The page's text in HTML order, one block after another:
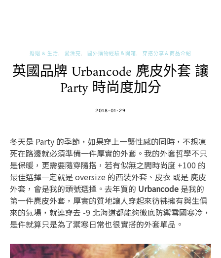
婚姻 & 生活 愛漂亮 國外購物經驗＆開箱 穿搭分享＆商品介紹
英國品牌 Urbancode 麂皮外套 讓
Party 時尚度加分
POSTED
2018-01-29
冬天是 Party 的季節，如果穿上一襲性感的同時，不想凍
死在路邊就必須準備一件厚實的外套。我的外套哲學不只
是保暖，更需要隨穿隨搭，若有似無之間時尚度 +100 的
最佳選擇一定就是 oversize 的西裝外套、皮衣 或是 麂皮
外套，會是我的頭號選擇。去年買的 Urbancode 是我的
第一件麂皮外套，厚實的質地讓人穿起來彷彿擁有與生俱
來的氣場，就連穿去 -9 北海道都能夠徹底防禦雪國寒冷，
是件就算只是為了禦寒日常也很實搭的外套單品。